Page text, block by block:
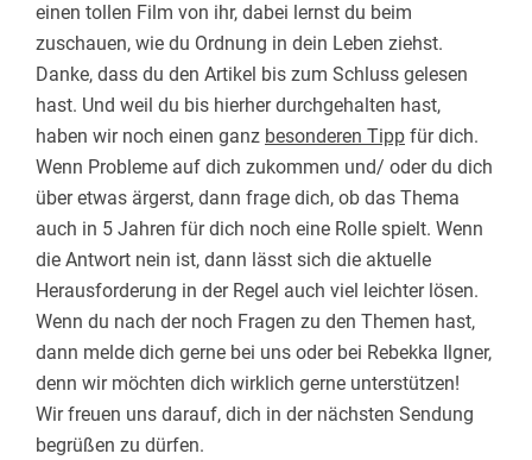
einen tollen Film von ihr, dabei lernst du beim
zuschauen, wie du Ordnung in dein Leben ziehst.
Danke, dass du den Artikel bis zum Schluss gelesen
hast. Und weil du bis hierher durchgehalten hast,
haben wir noch einen ganz besonderen Tipp für dich.
Wenn Probleme auf dich zukommen und/ oder du dich
über etwas ärgerst, dann frage dich, ob das Thema
auch in 5 Jahren für dich noch eine Rolle spielt. Wenn
die Antwort nein ist, dann lässt sich die aktuelle
Herausforderung in der Regel auch viel leichter lösen.
Wenn du nach der noch Fragen zu den Themen hast,
dann melde dich gerne bei uns oder bei Rebekka Ilgner,
denn wir möchten dich wirklich gerne unterstützen!
Wir freuen uns darauf, dich in der nächsten Sendung
begrüßen zu dürfen.